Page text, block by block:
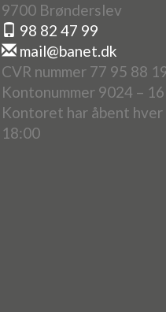
9700 Brønderslev
98 82 47 99
mail@banet.dk
CVR nummer 77 95 88
Kontonummer 9024 –
Kontoret har åbent
18:00